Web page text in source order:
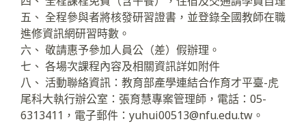
五、 全程參與者將核發研習證書，並登錄全國教師在職
進修資訊網研習時數。
六、 敬請惠予參加人員公（差）假辦理。
七、 各場次課程內容及相關資訊詳如附件
八、 活動聯絡資訊：教育部產學連結合作育才平臺-虎
尾科大執行辦公室：張育慧專案管理師，電話：05-
6313411，電子郵件：yuhui00513@nfu.edu.tw。